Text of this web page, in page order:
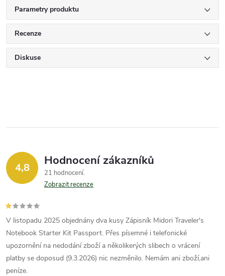
Parametry produktu
Recenze
Diskuse
4,8 Hodnocení zákazníků
21 hodnocení
Zobrazit recenze
V listopadu 2025 objednány dva kusy Zápisník Midori Traveler's
Notebook Starter Kit Passport. Přes písemné i telefonické
upozornění na nedodání zboží a několikerých slibech o vrácení
platby se doposud (9.3.2026) nic nezměnilo. Nemám ani zboží,ani
peníze.